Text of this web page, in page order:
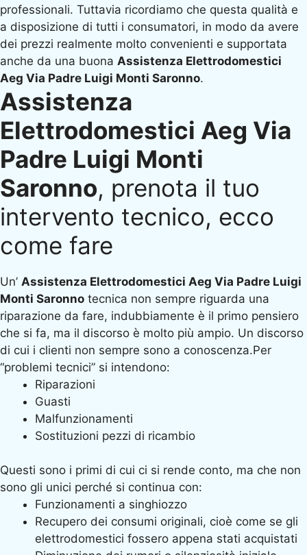
professionali. Tuttavia ricordiamo che questa qualità e
a disposizione di tutti i consumatori, in modo da avere
dei prezzi realmente molto convenienti e supportata
anche da una buona Assistenza Elettrodomestici
Aeg Via Padre Luigi Monti Saronno.
Assistenza
Elettrodomestici Aeg Via
Padre Luigi Monti
Saronno, prenota il tuo
intervento tecnico, ecco
come fare
Un’ Assistenza Elettrodomestici Aeg Via Padre Luigi
Monti Saronno tecnica non sempre riguarda una
riparazione da fare, indubbiamente è il primo pensiero
che si fa, ma il discorso è molto più ampio. Un discorso
di cui i clienti non sempre sono a conoscenza.Per
“problemi tecnici” si intendono:
Riparazioni
Guasti
Malfunzionamenti
Sostituzioni pezzi di ricambio
Questi sono i primi di cui ci si rende conto, ma che non
sono gli unici perché si continua con:
Funzionamenti a singhiozzo
Recupero dei consumi originali, cioè come se gli
elettrodomestici fossero appena stati acquistati